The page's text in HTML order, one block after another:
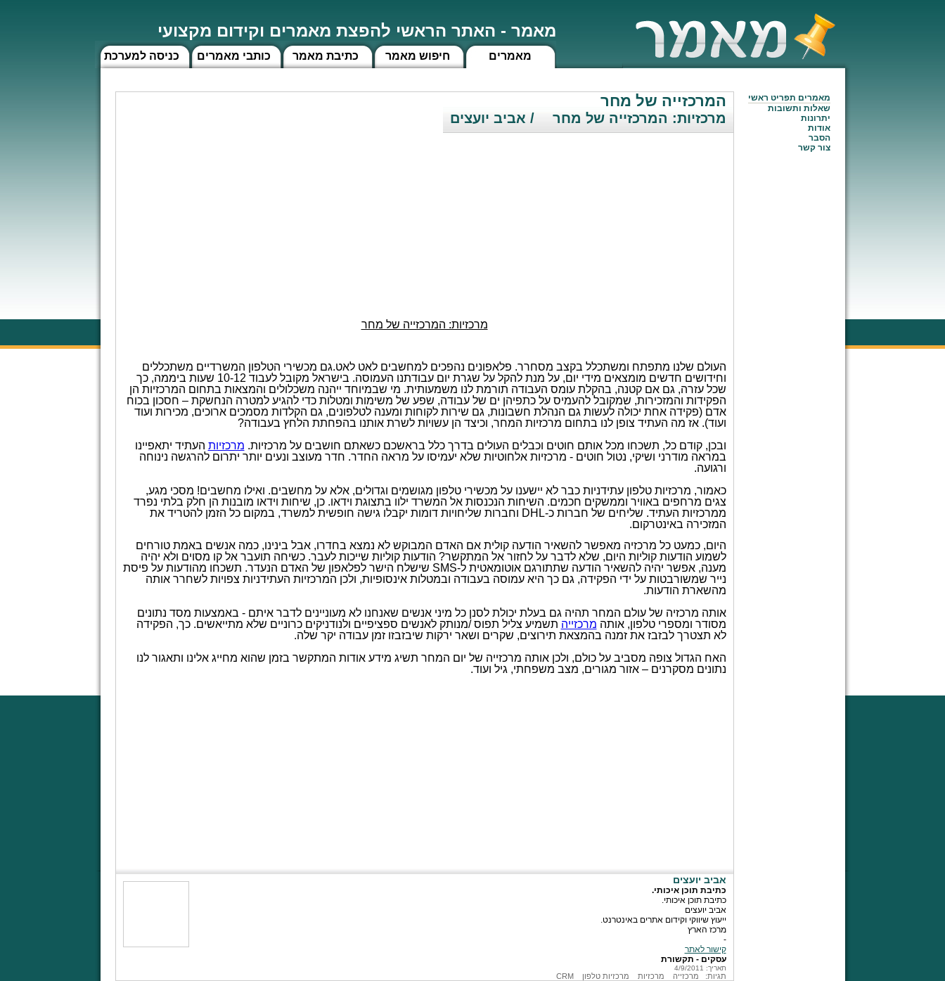
מאמר - האתר הראשי להפצת מאמרים וקידום מקצועי
כניסה למערכת כותבי מאמרים כתיבת מאמר חיפוש מאמר מאמרים
המרכזייה של מחר
מרכזיות: המרכזייה של מחר / אביב יועצים
מרכזיות: המרכזייה של מחר
העולם שלנו מתפתח ומשתכלל בקצב מסחרר. פלאפונים נהפכים למחשבים לאט לאט.גם מכשירי הטלפון המשרדיים משתכללים
וחידושים חדשים מומצאים מידי יום, על מנת להקל על שגרת יום עבודתנו העמוסה. בישראל מקובל לעבוד 10-12 שעות ביממה, כך
שכל עזרה, גם אם קטנה, בהקלת עומס העבודה תורמת לנו משמעותית. מי שבמיוחד ייהנה משכלולים והמצאות בתחום המרכזיות הן
הפקידות והמזכירות, שמקובל להעמיס על כתפיהן ים של עבודה, שפע של משימות ומטלות כדי להגיע למטרה הנחשקת – חסכון בכוח
אדם (פקידה אחת יכולה לעשות גם הנהלת חשבונות, גם שירות לקוחות ומענה לטלפונים, גם הקלדות מסמכים ארוכים, מכירות ועוד
ועוד). אז מה העתיד צופן לנו בתחום מרכזיות המחר, וכיצד הן עשויות לשרת אותנו בהפחתת הלחץ בעבודה?
ובכן, קודם כל, תשכחו מכל אותם חוטים וכבלים העולים בדרך כלל בראשכם כשאתם חושבים על מרכזיות. מרכזיות העתיד יתאפיינו
במראה מודרני ושיקי, נטול חוטים - מרכזיות אלחוטיות שלא יעמיסו על מראה החדר. חדר מעוצב ונעים יותר יתרום להרגשה נינוחה
ורגועה.
כאמור, מרכזיות טלפון עתידניות כבר לא יישענו על מכשירי טלפון מגושמים וגדולים, אלא על מחשבים. ואילו מחשבים! מסכי מגע,
צגים מרחפים באוויר וממשקים חכמים. השיחות הנכנסות אל המשרד ילוו בתצוגת וידאו. כן, שיחות וידאו מובנות הן חלק בלתי נפרד
ממרכזיות העתיד. שליחים של חברות כ-DHL וחברות שליחויות דומות יקבלו גישה חופשית למשרד, במקום כל הזמן להטריד את
המזכירה באינטרקום.
היום, כמעט כל מרכזיה מאפשר להשאיר הודעה קולית אם האדם המבוקש לא נמצא בחדרו, אבל בינינו, כמה אנשים באמת טורחים
לשמוע הודעות קוליות היום, שלא לדבר על לחזור אל המתקשר? הודעות קוליות שייכות לעבר. כשיחה תועבר אל קו מסוים ולא יהיה
מענה, אפשר יהיה להשאיר הודעה שתתורגם אוטומאטית ל-SMS שישלח הישר לפלאפון של האדם הנעדר. תשכחו מהודעות על פיסת
נייר שמשורבטות על ידי הפקידה, גם כך היא עמוסה בעבודה ובמטלות אינסופיות, ולכן המרכזיות העתידניות צפויות לשחרר אותה
מהשארת הודעות.
אותה מרכזיה של עולם המחר תהיה גם בעלת יכולת לסנן כל מיני אנשים שאנחנו לא מעוניינים לדבר איתם - באמצעות מסד נתונים
מסודר ומספרי טלפון, אותה מרכזייה תשמיע צליל תפוס /מנותק לאנשים ספציפיים ולנודניקים כרוניים שלא מתייאשים. כך, הפקידה
לא תצטרך לבזבז את זמנה בהמצאת תירוצים, שקרים ושאר ירקות שיבזבזו זמן עבודה יקר שלה.
האח הגדול צופה מסביב על כולם, ולכן אותה מרכזייה של יום המחר תשיג מידע אודות המתקשר בזמן שהוא מחייג אלינו ותאגור לנו
נתונים מסקרנים – אזור מגורים, מצב משפחתי, גיל ועוד.
אביב יועצים
כתיבת תוכן איכותי.
כתיבת תוכן איכותי.
אביב יועצים
ייעוץ שיווקי וקידום אתרים באינטרנט.
מרכז הארץ
-
קישור לאתר
עסקים - תקשורת
תאריך: 4/9/2011
תגיות: מרכזייה מרכזיות מרכזיות טלפון CRM
מאמרים תפריט ראשי
שאלות ותשובות
יתרונות
אודות
הסבר
צור קשר